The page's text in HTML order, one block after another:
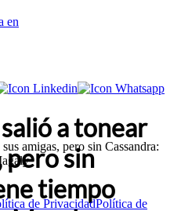
amigas, pero sin Cassandra:
de PrivacidadPolítica de
en
a tonear
pero sin
tiempo